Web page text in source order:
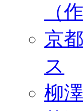
（
京
ス
柳